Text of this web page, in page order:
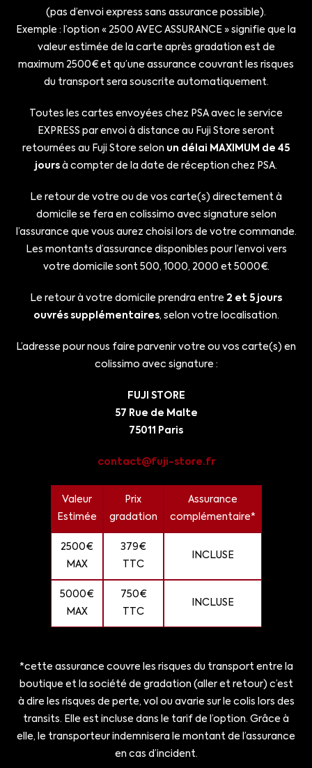
(pas d’envoi express sans assurance possible).
Exemple : l’option « 2500 AVEC ASSURANCE » signifie que la
valeur estimée de la carte après gradation est de
maximum 2500€ et qu’une assurance couvrant les risques
du transport sera souscrite automatiquement.
Toutes les cartes envoyées chez PSA avec le service
EXPRESS par envoi à distance au Fuji Store seront
retournées au Fuji Store selon un délai MAXIMUM de 45
jours à compter de la date de réception chez PSA.
Le retour de votre ou de vos carte(s) directement à
domicile se fera en colissimo avec signature selon
l’assurance que vous aurez choisi lors de votre commande.
Les montants d’assurance disponibles pour l’envoi vers
votre domicile sont 500, 1000, 2000 et 5000€.
Le retour à votre domicile prendra entre 2 et 5 jours
ouvrés supplémentaires, selon votre localisation.
L’adresse pour nous faire parvenir votre ou vos carte(s) en
colissimo avec signature :
FUJI STORE
57 Rue de Malte
75011 Paris
contact@fuji-store.fr
Valeur
Estimée
Prix
gradation
Assurance
complémentaire*
2500€
MAX
379€
TTC
INCLUSE
5000€
MAX
750€
TTC
INCLUSE
*cette assurance couvre les risques du transport entre la
boutique et la société de gradation (aller et retour) c’est
à dire les risques de perte, vol ou avarie sur le colis lors des
transits. Elle est incluse dans le tarif de l’option. Grâce à
elle, le transporteur indemnisera le montant de l’assurance
en cas d’incident.